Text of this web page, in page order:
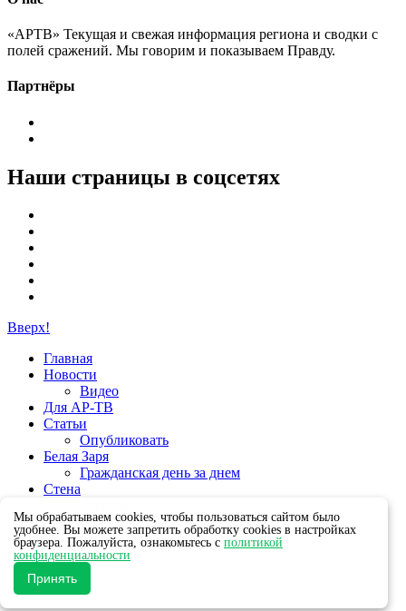
«АРТВ» Текущая и свежая информация региона и сводки с
полей сражений. Мы говорим и показываем Правду.
Партнёры
Наши страницы в соцсетях
Вверх!
Главная
Новости
Видео
Для АР-ТВ
Статьи
Опубликовать
Белая Заря
Гражданская день за днем
Стена
Мы обрабатываем cookies, чтобы пользоваться сайтом было
удобнее. Вы можете запретить обработку cookies в настройках
браузера. Пожалуйста, ознакомьтесь с политикой
конфиденциальности
Принять